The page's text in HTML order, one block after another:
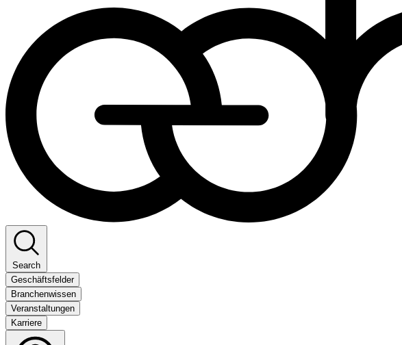
Search
Geschäftsfelder
Branchenwissen
Veranstaltungen
Karriere